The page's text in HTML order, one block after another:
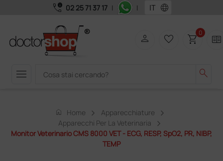
call_quality 02 25 71 37 17 | | language
menu search
person favorite_border shopping_cart0 two_pager
home Home
Apparecchiature
Apparecchi Per La Veterinaria
Monitor Veterinario CMS 8000 VET - ECG, RESP, SpO2, PR, NIBP,
TEMP